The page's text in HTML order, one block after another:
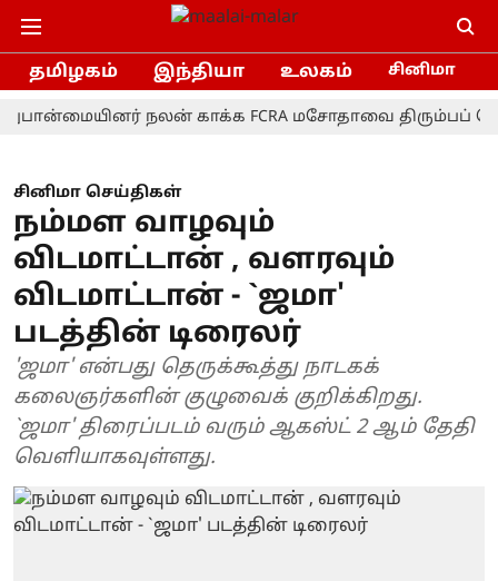
தமிழகம் இந்தியா உலகம் சினிமா
நலன் காக்க FCRA மசோதாவை திரும்பப் பெற
சினிமா செய்திகள்
நம்மள வாழவும்
விடமாட்டான் , வளரவும்
விடமாட்டான் - `ஜமா'
படத்தின் டிரைலர்
'ஜமா' என்பது தெருக்கூத்து நாடகக்
கலைஞர்களின் குழுவைக் குறிக்கிறது.
`ஜமா' திரைப்படம் வரும் ஆகஸ்ட் 2 ஆம் தேதி
வெளியாகவுள்ளது.